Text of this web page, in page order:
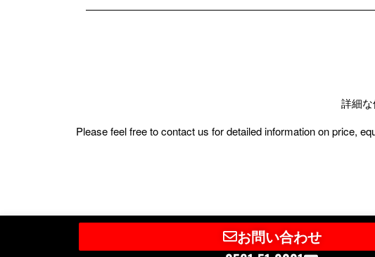
詳細な
Please feel free to contact us for detailed information on price,
お問い合わせ